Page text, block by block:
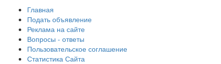
Главная
Подать объявление
Реклама на сайте
Вопросы - ответы
Пользовательское соглашение
Статистика Сайта